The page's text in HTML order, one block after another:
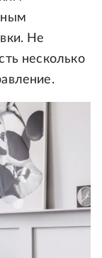
Не
несколько